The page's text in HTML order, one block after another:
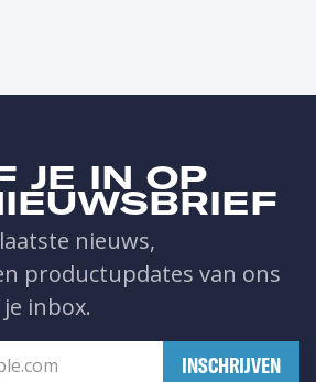
JE IN OP
nieuws,
productupdates van ons
inbox.
​INSCHRIJVEN